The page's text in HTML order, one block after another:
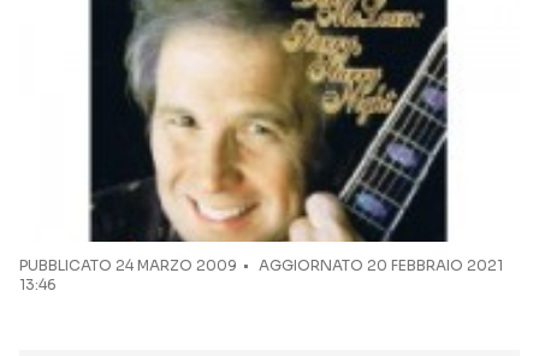
PUBBLICATO 24 MARZO 2009
AGGIORNATO 20 FEBBRAIO 2021
13:46